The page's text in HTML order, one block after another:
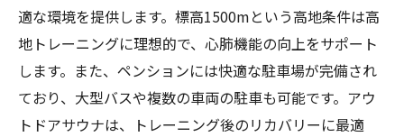
適な環境を提供します。標高1500mという高地条件は高
地トレーニングに理想的で、心肺機能の向上をサポート
します。また、ペンションには快適な駐車場が完備され
ており、大型バスや複数の車両の駐車も可能です。アウ
トドアサウナは、トレーニング後のリカバリーに最適